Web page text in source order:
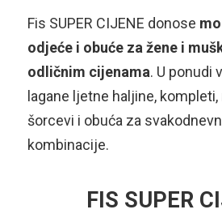
Fis SUPER CIJENE donose
odjeće i obuće za žene i
odličnim cijenama. U ponudi
lagane ljetne haljine, kompleti,
šorcevi i obuća za
kombinacije.
FIS SUPER